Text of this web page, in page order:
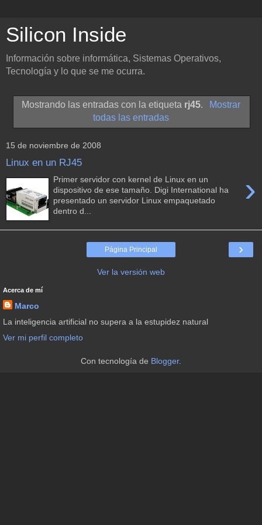
Silicon Inside
Información sobre informática, Sistemas Operativos,
Tecnología y lo que se me ocurra.
Mostrando las entradas con la etiqueta rj45.
Mostrar
todas las entradas
15 de noviembre de 2008
Linux en un RJ45
›
Primer servidor con kernel de Linux en un
dispositivo de ese tamaño. Digi International ha
presentado un servidor Linux empaquetado
dentro d...
›
Página Principal
Ver la versión web
Acerca de mí
Marco
La inteligencia artificial no supera a la estupidez natural
Ver mi perfil completo
Con tecnología de Blogger.